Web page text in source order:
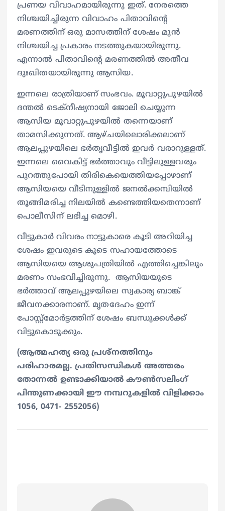
പ്രണയ വിവാഹമായിരുന്നു ഇത്. നേരത്തെ
നിശ്ചയിച്ചിരുന്ന വിവാഹം പിതാവിൻ്റെ
മരണത്തിന് ഒരു മാസത്തിന് ശേഷം മുൻ
നിശ്ചയിച്ച പ്രകാരം നടത്തുകയായിരുന്നു.
എന്നാൽ പിതാവിൻ്റെ മരണത്തിൽ അതീവ
ദുഃഖിതയായിരുന്നു ആസിയ.
ഇന്നലെ രാത്രിയാണ് സംഭവം. മൂവാറ്റുപുഴയിൽ
ദന്തൽ ടെക്നീഷ്യനായി ജോലി ചെയ്യുന്ന
ആസിയ മൂവാറ്റുപുഴയിൽ തന്നെയാണ്
താമസിക്കുന്നത്. ആഴ്ചയിലൊരിക്കലാണ്
ആലപ്പുഴയിലെ ഭർതൃ‍വീട്ടിൽ ഇവ‍ർ വരാറുള്ളത്.
ഇന്നലെ വൈകിട്ട് ഭർത്താവും വീട്ടിലുള്ളവരും
പുറത്തുപോയി തിരികെയെത്തിയപ്പോഴാണ്
ആസിയയെ വീടിനുള്ളിൽ ജനൽക്കമ്പിയിൽ
തൂങ്ങിമരിച്ച നിലയിൽ കണ്ടെത്തിയതെന്നാണ്
പൊലീസിന് ലഭിച്ച മൊഴി.
വീട്ടുകാർ വിവരം നാട്ടുകാരെ കൂടി അറിയിച്ച
ശേഷം ഇവരുടെ കൂടെ സഹായത്തോടെ
ആസിയയെ ആശുപത്രിയിൽ എത്തിച്ചെങ്കിലും
മരണം സംഭവിച്ചിരുന്നു. ആസിയയുടെ
ഭർത്താവ് ആലപ്പുഴയിലെ സ്വകാര്യ ബാങ്ക്
ജീവനക്കാരനാണ്. മൃതദേഹം ഇന്ന്
പോസ്റ്റ്മോർട്ടത്തിന് ശേഷം ബന്ധുക്കൾക്ക്
വിട്ടുകൊടുക്കും.
(ആത്മഹത്യ ഒരു പ്രശ്നത്തിനും
പരിഹാരമല്ല. പ്രതിസന്ധികൾ അത്തരം
തോന്നൽ ഉണ്ടാക്കിയാൽ കൗൺസലിംഗ്
പിന്തുണക്കായി ഈ നമ്പറുകളിൽ വിളിക്കാം
1056, 0471- 2552056)